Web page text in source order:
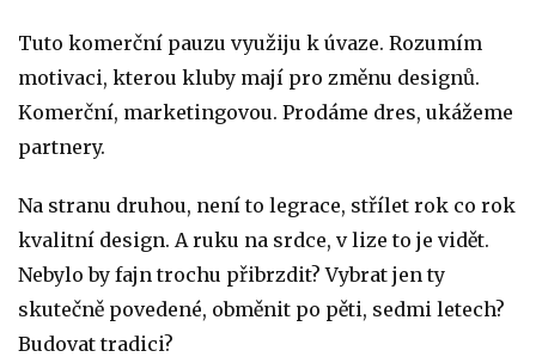
Tuto komerční pauzu využiju k úvaze. Rozumím
motivaci, kterou kluby mají pro změnu designů.
Komerční, marketingovou. Prodáme dres, ukážeme
partnery.
Na stranu druhou, není to legrace, střílet rok co rok
kvalitní design. A ruku na srdce, v lize to je vidět.
Nebylo by fajn trochu přibrzdit? Vybrat jen ty
skutečně povedené, obměnit po pěti, sedmi letech?
Budovat tradici?